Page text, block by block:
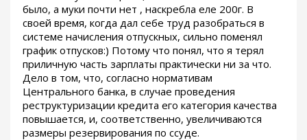
было, а муки почти нет , наскребла еле 200г. В
своей время, когда дал себе труд разобраться в
системе начисления отпускных, сильно поменял
график отпусков:) Потому что понял, что я терял
приличную часть зарплаты практически ни за что.
Дело в том, что, согласно нормативам
Центрального банка, в случае проведения
реструктуризации кредита его категория качества
повышается, и, соответственно, увеличиваются
размеры резервирования по ссуде.